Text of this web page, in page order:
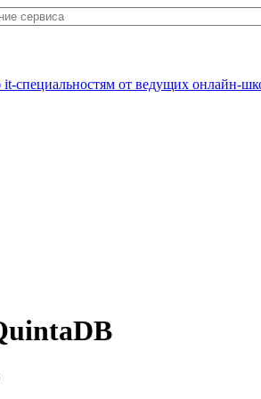
специальностям от ведущих онлайн-